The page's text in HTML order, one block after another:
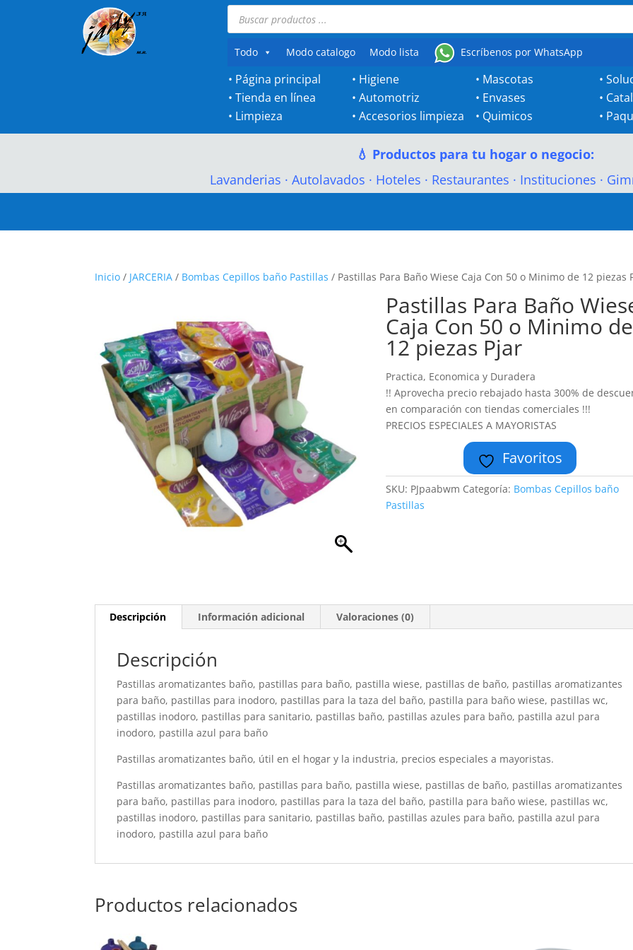
Búsqueda
productos
Todo
Modo catalogo Modo lista Escríbenos por WhatsApp
• Página principal
•Tienda en línea
• Limpieza
• Higiene
•Automotriz
•Accesorios limpieza
• Mascotas
• Envases
• Quimicos
•
•
•
💧 Productos para tu hogar o negocio:
Lavanderias · Autolavados · Hoteles · Restaurantes · Instituciones ·
Inicio / JARCERIA / Bombas Cepillos baño Pastillas / Pastillas Para Baño Wiese Caja Con 50 o Minimo de 12 piezas
Pastillas Para Baño
Caja Con 50 o Minimo de
12 piezas Pjar
Practica, Economica y Duradera
!! Aprovecha precio rebajado hasta 300% de
en comparación con tiendas comerciales !!!
PRECIOS ESPECIALES A MAYORISTAS
Favoritos
SKU: PJpaabwm Categoría: Bombas Cepillos baño
Pastillas
Descripción Información adicional Valoraciones (0)
Descripción
Pastillas aromatizantes baño, pastillas para baño, pastilla wiese, pastillas de baño, pastillas aromatizantes
para baño, pastillas para inodoro, pastillas para la taza del baño, pastilla para baño wiese, pastillas wc,
pastillas inodoro, pastillas para sanitario, pastillas baño, pastillas azules para baño, pastilla azul para
inodoro, pastilla azul para baño
Pastillas aromatizantes baño, útil en el hogar y la industria, precios especiales a mayoristas.
Pastillas aromatizantes baño, pastillas para baño, pastilla wiese, pastillas de baño, pastillas aromatizantes
para baño, pastillas para inodoro, pastillas para la taza del baño, pastilla para baño wiese, pastillas wc,
pastillas inodoro, pastillas para sanitario, pastillas baño, pastillas azules para baño, pastilla azul para
inodoro, pastilla azul para baño
Productos relacionados